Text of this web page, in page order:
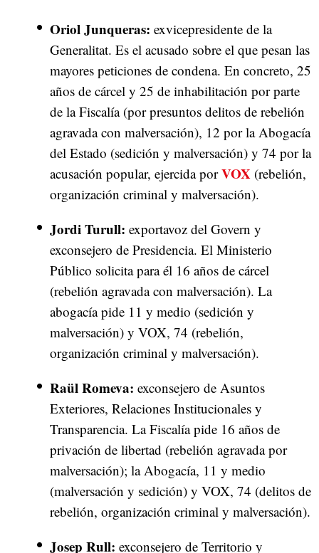
Oriol Junqueras: exvicepresidente de la
Generalitat. Es el acusado sobre el que pesan las
mayores peticiones de condena. En concreto, 25
años de cárcel y 25 de inhabilitación por parte
de la Fiscalía (por presuntos delitos de rebelión
agravada con malversación), 12 por la Abogacía
del Estado (sedición y malversación) y 74 por la
acusación popular, ejercida porVOX (rebelión,
organización criminal y malversación).
Jordi Turull: exportavoz del Govern y
exconsejero de Presidencia. El Ministerio
Público solicita para él 16 años de cárcel
(rebelión agravada con malversación). La
abogacía pide 11 y medio (sedición y
malversación) y VOX, 74 (rebelión,
organización criminal y malversación).
Raül Romeva: exconsejero de Asuntos
Exteriores, Relaciones Institucionales y
Transparencia. La Fiscalía pide 16 años de
privación de libertad (rebelión agravada por
malversación); la Abogacía, 11 y medio
(malversación y sedición) y VOX, 74 (delitos de
rebelión, organización criminal y malversación).
Josep Rull: exconsejero de Territorio y